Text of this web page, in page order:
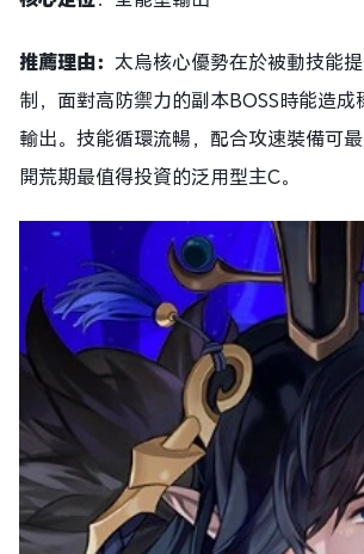
推薦理由： 太烏核心優勢在於被動技能
制，面對高防禦力的副本BOSS時能造成
輸出。技能循環流暢，配合攻速裝備可
開荒期最值得投資的泛用型主C。